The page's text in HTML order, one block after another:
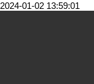
2024-01-02 13:59:01